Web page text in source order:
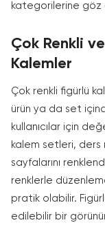
kategorilerine göz
Çok Renkli
Kalemler
Çok renkli figürlü
ürün ya da set
kullanıcılar için
kalem setleri, ders
sayfalarını
renklerle
pratik olabilir.
edilebilir bir